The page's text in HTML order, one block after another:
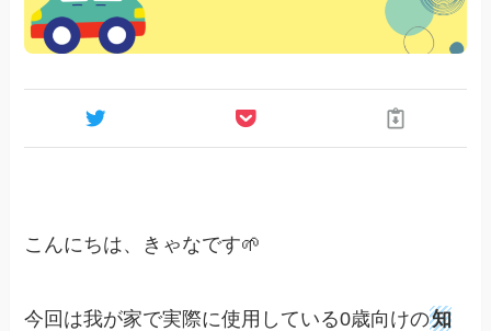
こんにちは、きゃなです🌱
今回は我が家で実際に使用している0歳向けの知